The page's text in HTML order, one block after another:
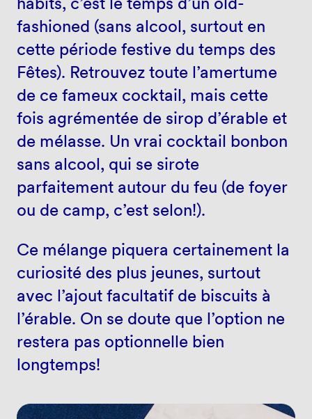
fashioned (sans alcool, surtout en
cette période festive du temps des
Fêtes). Retrouvez toute l’amertume
de ce fameux cocktail, mais cette
fois agrémentée de sirop d’érable et
de mélasse. Un vrai cocktail bonbon
sans alcool, qui se sirote
parfaitement autour du feu (de foyer
ou de camp, c’est selon!).
Ce mélange piquera certainement la
curiosité des plus jeunes, surtout
avec l’ajout facultatif de biscuits à
l’érable. On se doute que l’option ne
restera pas optionnelle bien
longtemps!